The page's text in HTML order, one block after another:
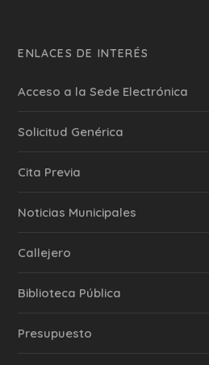
ENLACES DE INTERÉS
Acceso a la Sede Electrónica
Solicitud Genérica
Cita Previa
‎Noticias Municipales
Callejero
Biblioteca Pública
Presupuesto